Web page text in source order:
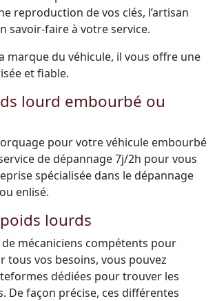
reproduction de vos clés, l’artisan
savoir-faire à votre service.
marque du véhicule, il vous offre une
et fiable.
lourd embourbé ou
pour votre véhicule embourbé
de dépannage 7j/2h pour vous
spécialisée dans le dépannage
enlisé.
lourds
mécaniciens compétents pour
tous vos besoins, vous pouvez
dédiées pour trouver les
De façon précise, ces différentes